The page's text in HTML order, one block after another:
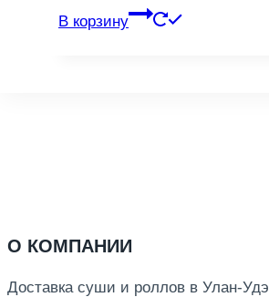
В корзину
О КОМПАНИИ
Доставка суши и роллов в Улан-Удэ